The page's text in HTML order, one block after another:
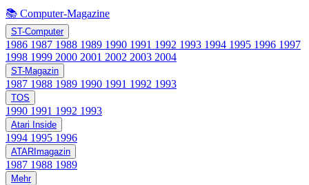
📚 Computer-Magazine
ST-Computer
1986 1987 1988 1989 1990 1991 1992 1993 1994 1995 1996 1997
1998 1999 2000 2001 2002 2003 2004
ST-Magazin
1987 1988 1989 1990 1991 1992 1993
TOS
1990 1991 1992 1993
Atari Inside
1994 1995 1996
ATARImagazin
1987 1988 1989
Mehr